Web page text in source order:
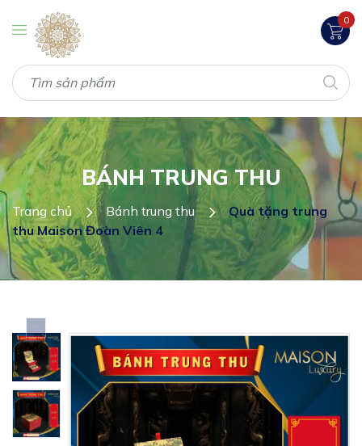
0
BÁNH TRUNG THU
Trang chủ Bánh trung thu
Quà tặng trung
thu Maison Đoàn Viên 4